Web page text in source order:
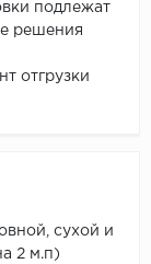
подлежат
решения
отгрузки
сухой и
2 м.п)